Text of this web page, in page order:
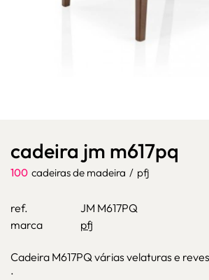
cadeira jm m617pq
100 cadeiras de madeira / pfj
ref.
JM M617PQ
marca
pfj
Cadeira M617PQ várias velaturas e
.